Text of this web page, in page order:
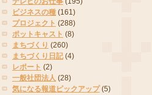
ビジネスの種 (161)
プロジェクト (288)
ポットキャスト (8)
まちづくり (260)
まちづくり日記 (4)
レポート (2)
一般社団法人 (28)
気になる報道ピックアップ (5)